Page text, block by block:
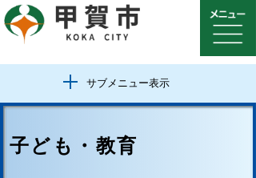
サブメニュー表示
子ども・教育